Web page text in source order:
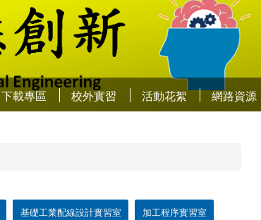
下載專區 校外實習 活動花絮 網路資源
基礎工業配線設計實習室 加工程序實習室